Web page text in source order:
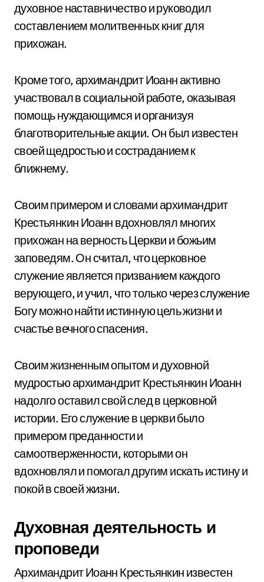
духовное наставничество и руководил
составлением молитвенных книг для
прихожан.
Кроме того, архимандрит Иоанн активно
участвовал в социальной работе, оказывая
помощь нуждающимся и организуя
благотворительные акции. Он был известен
своей щедростью и состраданием к
ближнему.
Своим примером и словами архимандрит
Крестьянкин Иоанн вдохновлял многих
прихожан на верность Церкви и божьим
заповедям. Он считал, что церковное
служение является призванием каждого
верующего, и учил, что только через служение
Богу можно найти истинную цель жизни и
счастье вечного спасения.
Своим жизненным опытом и духовной
мудростью архимандрит Крестьянкин Иоанн
надолго оставил свой след в церковной
истории. Его служение в церкви было
примером преданности и
самоотверженности, которыми он
вдохновлял и помогал другим искать истину и
покой в своей жизни.
Духовная деятельность и
проповеди
Архимандрит Иоанн Крестьянкин известен